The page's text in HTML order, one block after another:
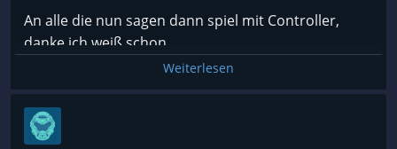
An alle die nun sagen dann spiel mit Controller,
danke ich weiß schon.
Bitte lasst mich einfach nur mit dem üblichen für Pc
spielen, Tastatur und Maus.
Weiterlesen